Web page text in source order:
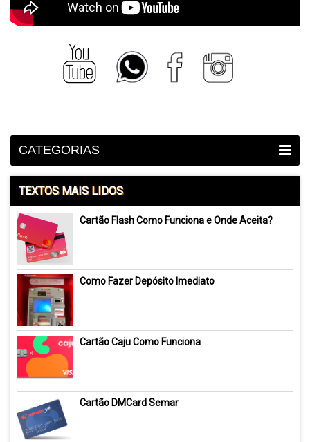
CATEGORIAS
TEXTOS MAIS LIDOS
Cartão Flash Como Funciona e Onde Aceita?
Como Fazer Depósito Imediato
Cartão Caju Como Funciona
Cartão DMCard Semar